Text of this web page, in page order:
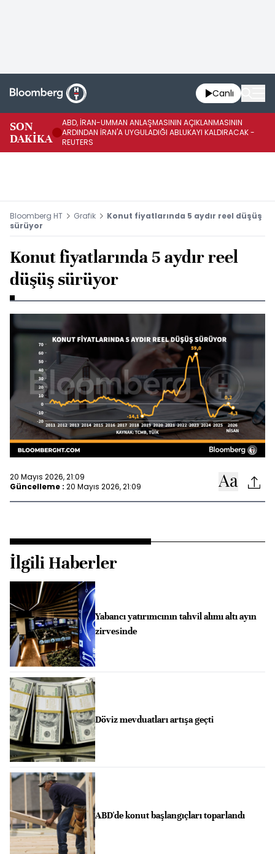
Canlı
SON
DAKİKA
ABD, İRAN-UMMAN ANLAŞMASININ AÇIKLANMASININ
ARDINDAN İRAN'A UYGULADIĞI ABLUKAYI KALDIRACAK -
REUTERS
Bloomberg HT Grafik
Konut fiyatlarında 5 aydır reel düşüş
sürüyor
Konut fiyatlarında 5 aydır reel
düşüş sürüyor
20 Mayıs 2026, 21:09
Güncelleme : 20 Mayıs 2026, 21:09
İlgili Haberler
Yabancı yatırımcının tahvil alımı altı ayın
zirvesinde
Döviz mevduatları artışa geçti
ABD'de konut başlangıçları toparlandı